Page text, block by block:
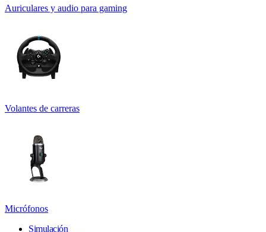
Auriculares y audio para gaming
Volantes de carreras
Micrófonos
Simulación